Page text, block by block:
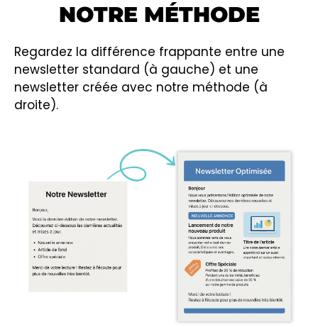
NOTRE MÉTHODE
Regardez la différence frappante entre une
newsletter standard (à gauche) et une
newsletter créée avec notre méthode (à
droite).